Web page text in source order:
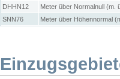
DHHN12
Meter über Normalnull (m.
SNN76
Meter über Höhennormal